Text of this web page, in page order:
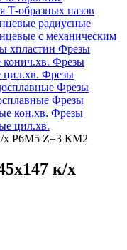
Т-образных пазов
радиусные
с механическим
хпластин Фрезы
конич.хв. Фрезы
цил.хв. Фрезы
Фрезы
Фрезы
кон.хв. Фрезы
цил.хв.
х Р6М5 Z=3 КМ2
к/х